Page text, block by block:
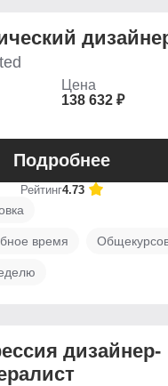
Цена
138 632 ₽
Подробнее
Рейтинг4.73
время
дизайнер-